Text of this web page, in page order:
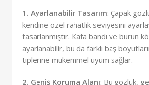
1. Ayarlanabilir Tasarım: Çapak
kendine özel rahatlık seviyesini
tasarlanmıştır. Kafa bandı ve burun
ayarlanabilir, bu da farklı baş
tiplerine mükemmel uyum sağlar.
2. Geniş Koruma Alanı: Bu gözlük,